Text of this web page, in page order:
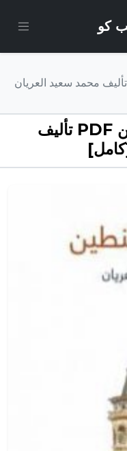
تحميل كتاب بنت قسطنطين PDF تأليف محمد سعيد العريان
تحميل كتاب بنت قسطنطين PDF تأليف